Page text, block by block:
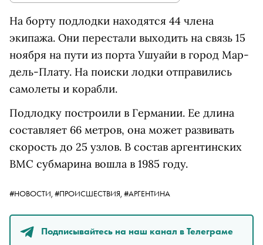
На борту подлодки находятся 44 члена
экипажа. Они перестали выходить на связь 15
ноября на пути из порта Ушуайи в город Мар-
дель-Плату. На поиски лодки отправились
самолеты и корабли.
Подлодку построили в Германии. Ее длина
составляет 66 метров, она может развивать
скорость до 25 узлов. В состав аргентинских
ВМС субмарина вошла в 1985 году.
#НОВОСТИ, #ПРОИСШЕСТВИЯ, #АРГЕНТИНА
Подписывайтесь на наш канал в Телеграме